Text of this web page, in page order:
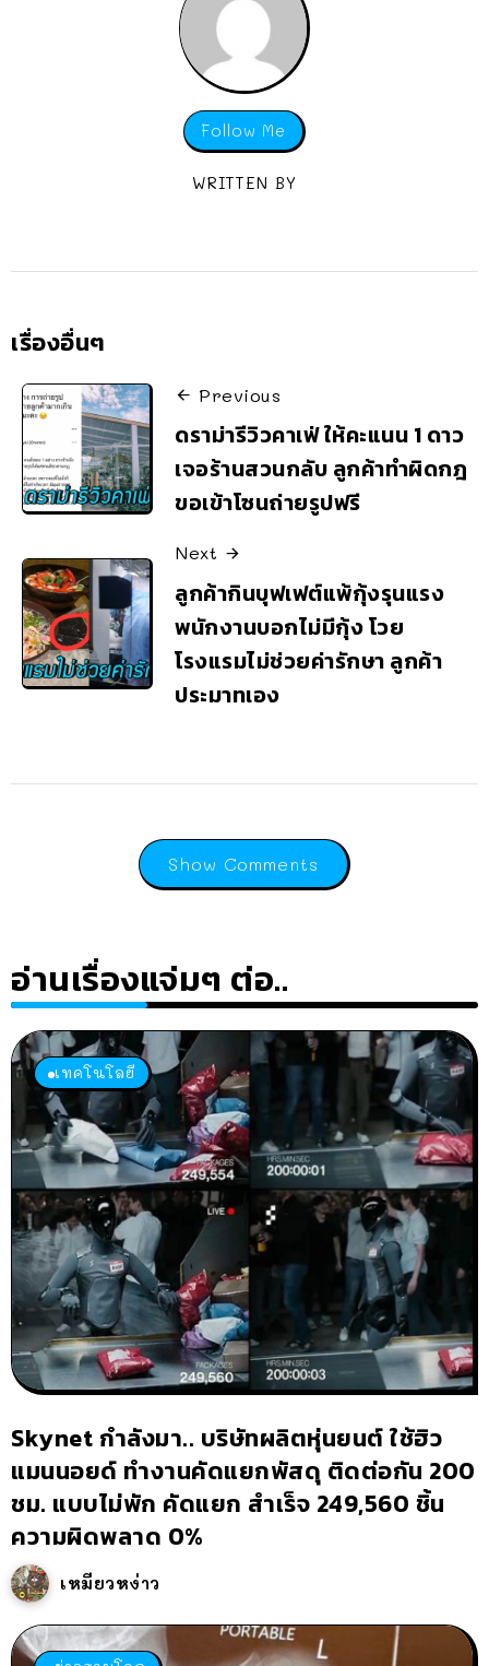
Follow Me
WRITTEN BY
เรื่องอื่นๆ
Previous
ดราม่ารีวิวคาเฟ่ ให้คะแนน 1 ดาว
เจอร้านสวนกลับ ลูกค้าทำผิดกฎ
ขอเข้าโซนถ่ายรูปฟรี
Next
ลูกค้ากินบุฟเฟต์แพ้กุ้งรุนแรง
พนักงานบอกไม่มีกุ้ง โวย
โรงแรมไม่ช่วยค่ารักษา ลูกค้า
ประมาทเอง
Show Comments
อ่านเรื่องแจ่มๆ ต่อ..
เทคโนโลยี
Skynet กำลังมา.. บริษัทผลิตหุ่นยนต์ ใช้ฮิว
แมนนอยด์ ทำงานคัดแยกพัสดุ ติดต่อกัน 200
ชม. แบบไม่พัก คัดแยก สำเร็จ 249,560 ชิ้น
ความผิดพลาด 0%
เหมียวหง่าว